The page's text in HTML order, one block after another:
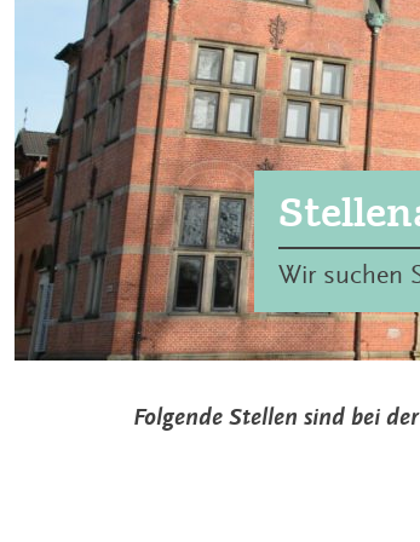
Wir suchen
Folgende Stellen sind bei